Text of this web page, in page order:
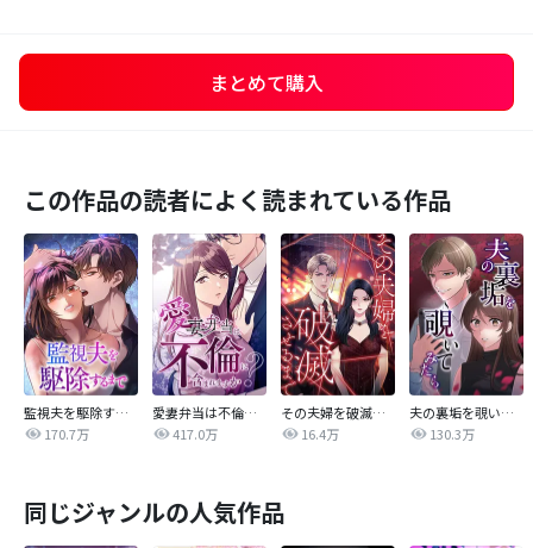
まとめて購入
この作品の読者によく読まれている作品
監視夫を駆除するまで
170.7万
愛妻弁当は不倫に含まれますか？
417.0万
その夫婦を破滅させるまで
16.4万
夫の裏垢を覗いてみたら
130.3万
同じジャンルの人気作品